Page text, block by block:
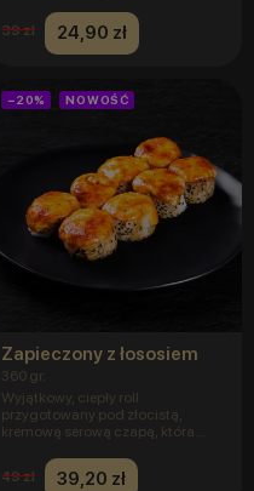
39 zł 24,90 zł
−20% NOWOŚĆ
Zapieczony z łososiem
360 gr.
Wyjątkowy, ciepły roll
przygotowany pod złocistą,
kremową serową czapą, która
49 zł
39,20 zł